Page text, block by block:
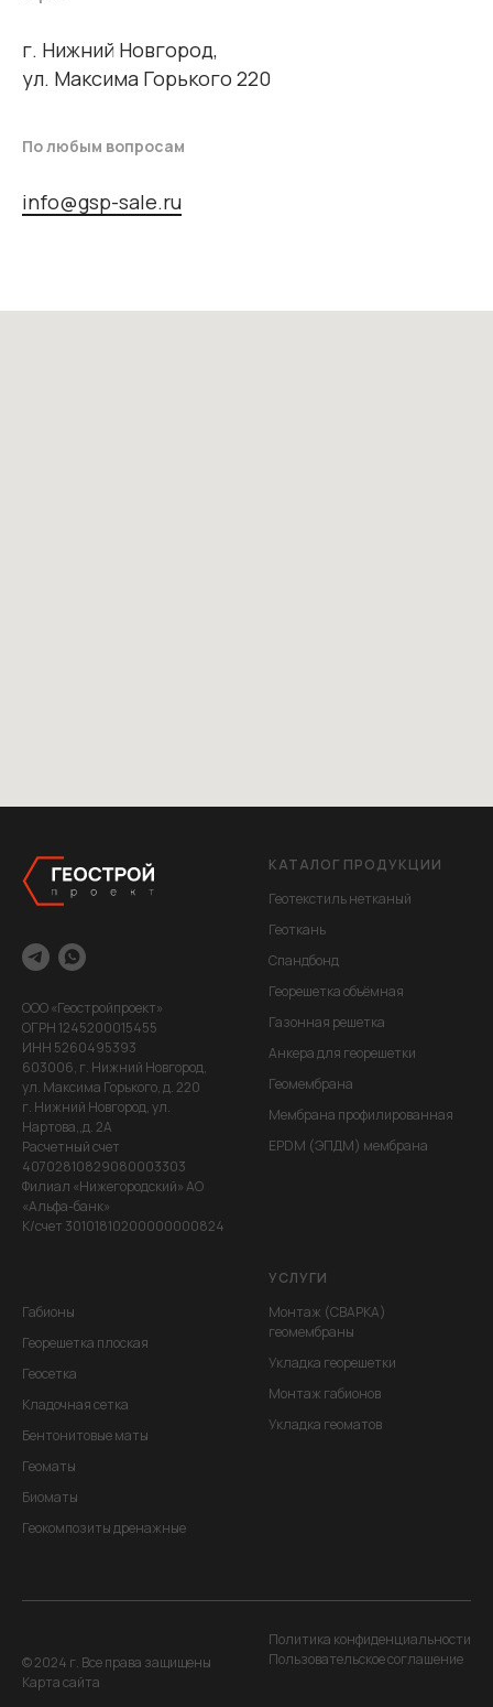
г. Нижний Новгород,
ул. Максима Горького 220
По любым вопросам
info@gsp-sale.ru
ООО «Геостройпроект»
ОГРН 1245200015455
ИНН 5260495393
603006, г. Нижний Новгород,
ул. Максима Горького, д. 220
г. Нижний Новгород, ул.
Нартова,,д. 2А
Расчетный счет
40702810829080003303
Филиал «Нижегородский» АО
«Альфа-банк»
К/счет 30101810200000000824
КАТАЛОГ ПРОДУКЦИИ
Геотекстиль нетканый
Геоткань
Спандбонд
Георешетка объёмная
Газонная решетка
Анкера для георешетки
Геомембрана
Мембрана профилированная
EPDM (ЭПДМ) мембрана
Габионы
Георешетка плоская
Геосетка
Кладочная сетка
Бентонитовые маты
Геоматы
Биоматы
Геокомпозиты дренажные
УСЛУГИ
Монтаж (СВАРКА)
геомембраны
Укладка георешетки
Монтаж габионов
Укладка геоматов
© 2024 г. Все права защищены
Карта сайта
Политика конфиденциальности
Пользовательское соглашение